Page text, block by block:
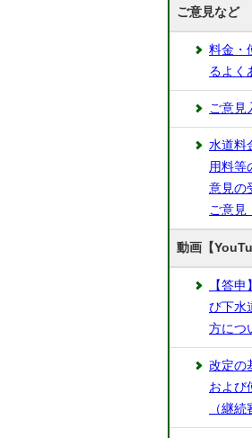
ご意見など
料金・
るよく
ご意見
水道料
用料等
意見の
ご意見
動画【
【答
び下水
方につ
改定の
および
（継続